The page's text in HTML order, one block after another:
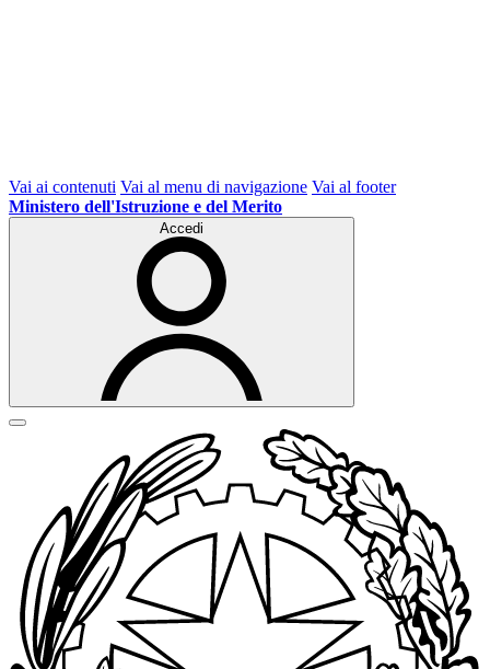
Vai ai contenuti Vai al menu di navigazione Vai al footer
Ministero dell'Istruzione e del Merito
Accedi